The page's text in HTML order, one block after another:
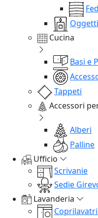
Cucina
Basi e
Tappeti
Accessori
Alberi
Palline
Ufficio
Scrivanie
Sedie
Lavanderia